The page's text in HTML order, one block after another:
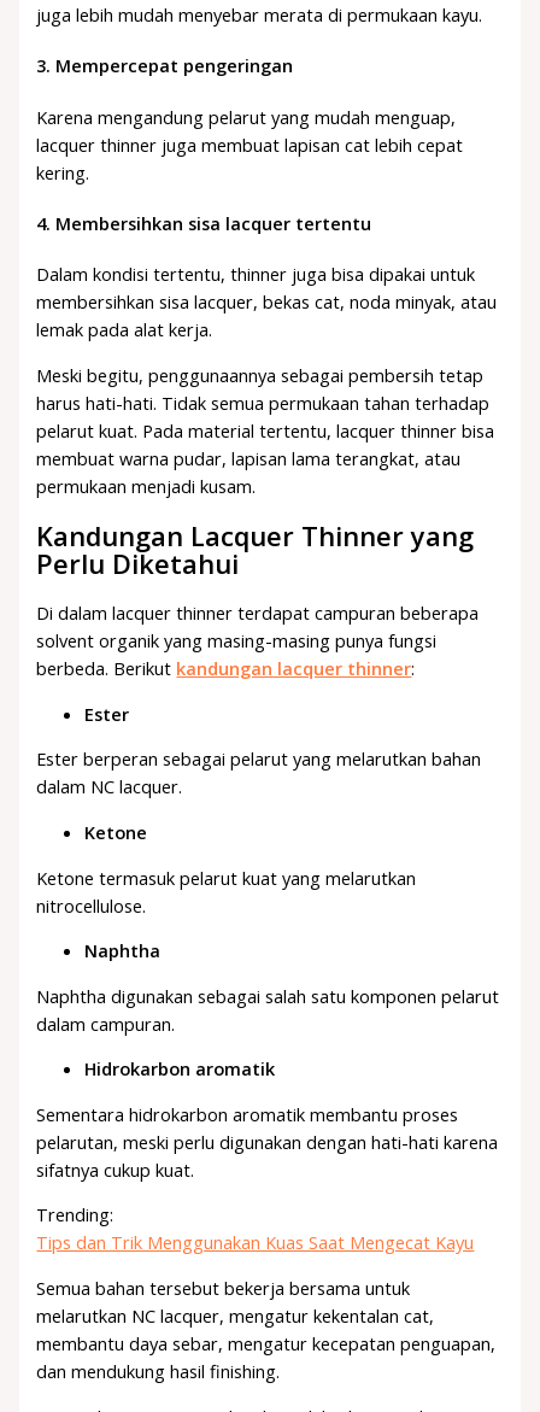
juga lebih mudah menyebar merata di permukaan kayu.
3. Mempercepat pengeringan
Karena mengandung pelarut yang mudah menguap,
lacquer thinner juga membuat lapisan cat lebih cepat
kering.
4. Membersihkan sisa lacquer tertentu
Dalam kondisi tertentu, thinner juga bisa dipakai untuk
membersihkan sisa lacquer, bekas cat, noda minyak, atau
lemak pada alat kerja.
Meski begitu, penggunaannya sebagai pembersih tetap
harus hati-hati. Tidak semua permukaan tahan terhadap
pelarut kuat. Pada material tertentu, lacquer thinner bisa
membuat warna pudar, lapisan lama terangkat, atau
permukaan menjadi kusam.
Kandungan Lacquer Thinner yang
Perlu Diketahui
Di dalam lacquer thinner terdapat campuran beberapa
solvent organik yang masing-masing punya fungsi
berbeda. Berikut kandungan lacquer thinner:
Ester
Ester berperan sebagai pelarut yang melarutkan bahan
dalam NC lacquer.
Ketone
Ketone termasuk pelarut kuat yang melarutkan
nitrocellulose.
Naphtha
Naphtha digunakan sebagai salah satu komponen pelarut
dalam campuran.
Hidrokarbon aromatik
Sementara hidrokarbon aromatik membantu proses
pelarutan, meski perlu digunakan dengan hati-hati karena
sifatnya cukup kuat.
Trending:
Tips dan Trik Menggunakan Kuas Saat Mengecat Kayu
Semua bahan tersebut bekerja bersama untuk
melarutkan NC lacquer, mengatur kekentalan cat,
membantu daya sebar, mengatur kecepatan penguapan,
dan mendukung hasil finishing.